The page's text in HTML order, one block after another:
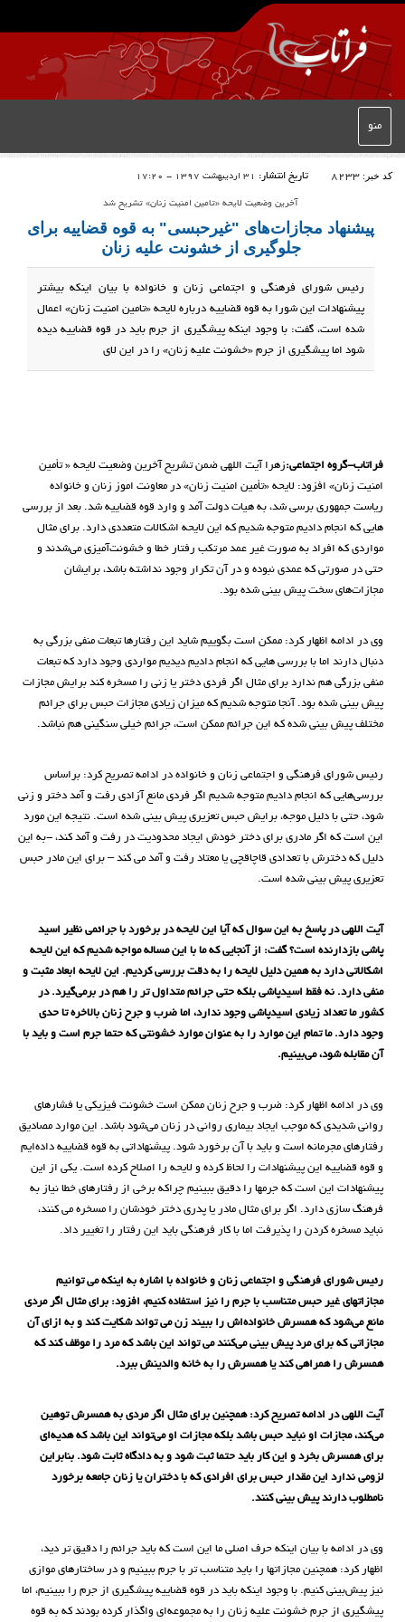
منو
کد خبر: 8233 تاریخ انتشار: 31 اردیبهشت 1397 - 17:20
آخرین وضعیت لایحه «تامین امنیت زنان» تشریح شد
پیشنهاد مجازات‌های "غیرحبسی" به قوه قضاییه برای
جلوگیری از خشونت‌ علیه زنان
رئیس شورای فرهنگی و اجتماعی زنان و خانواده با بیان اینکه بیشتر
پیشنهادات این شورا به قوه قضاییه درباره لایحه «تامین امنیت زنان» اعمال
شده است، گفت: با وجود اینکه پیشگیری از جرم باید در قوه قضاییه دیده
شود اما پیشگیری از جرم «خشونت علیه زنان» را در این لای
فراتاب-گروه اجتماعی:زهرا آیت اللهی ضمن تشریح آخرین وضعیت لایحه « تأمین
امنیت زنان» افزود: لایحه «تأمین امنیت زنان» در معاونت اموز زنان و خانواده
ریاست جمهوری برسی شد، به هیات دولت آمد و وارد قوه قضاییه شد. بعد از بررسی
هایی که انجام دادیم متوجه شدیم که این لایحه اشکالات متعددی دارد. برای مثال
مواردی که افراد به صورت غیر عمد مرتکب رفتار خطا و خشونت‌آمیزی می‌شدند و
حتی در صورتی که عمدی نبوده و در آن تکرار وجود نداشته باشد، برایشان
مجازات‌های سخت پیش بینی شده بود.
وی در ادامه اظهار کرد: ممکن است بگوییم شاید این رفتارها تبعات منفی بزرگی به
دنبال دارند اما با بررسی هایی که انجام دادیم دیدیم مواردی وجود دارد که تبعات
منفی بزرگی هم ندارد برای مثال اگر فردی دختر یا زنی را مسخره کند برایش مجازات
پیش بینی شده بود. آنجا متوجه شدیم که میزان زیادی مجازات حبس برای جرائم
مختلف پیش بینی شده که این جرائم ممکن است، جرائم خیلی سنگینی هم نباشد.
رئیس شورای فرهنگی و اجتماعی زنان و خانواده در ادامه تصریح کرد: براساس
بررسی‌هایی که انجام دادیم متوجه شدیم اگر فردی مانع آزادی رفت و آمد دختر و زنی
شود، حتی با دلیل موجه، برایش حبس تعزیری پیش بینی شده است. نتیجه این مورد
این است که اگر مادری برای دختر خودش ایجاد محدودیت در رفت و آمد کند، -به این
دلیل که دخترش با تعدادی قاچاقچی یا معتاد رفت و آمد می کند – برای این مادر حبس
تعزیری پیش بینی شده است.
آیت اللهی در پاسخ به این سوال که آیا این لایحه در برخورد با جرائمی نظیر اسید
پاشی بازدارنده است؟ گفت: از آنجایی که ما با این مساله مواجه شدیم که این لایحه
اشکالاتی دارد به همین دلیل لایحه را به دقت بررسی کردیم. این لایحه ابعاد مثبت و
منفی دارد. نه فقط اسیدپاشی بلکه حتی جرائم متداول تر را هم در برمی‌گیرد. در
کشور ما تعداد زیادی اسیدپاشی وجود ندارد، اما ضرب و جرح زنان بالاخره تا حدی
وجود دارد. ما تمام این موارد را به عنوان موارد خشونتی که حتما جرم است و باید با
آن مقابله شود، می‌بینیم.
وی در ادامه اظهار کرد: ضرب و جرح زنان ممکن است خشونت فیزیکی یا فشارهای
روانی شدیدی که موجب ایجاد بیماری روانی در زنان می‌شود باشد. این موارد مصادیق
رفتارهای مجرمانه است و باید با آن برخورد شود. پیشنهاداتی به قوه قضاییه داده‌ایم
و قوه قضاییه این پیشنهادات را لحاظ کرده و لایحه را اصلاح کرده است. یکی از این
پیشنهادات این است که جرمها را دقیق ببینیم چراکه برخی از رفتارهای خطا نیاز به
فرهنگ سازی دارد. اگر برای مثال مادر یا پدری دختر خودشان را مسخره می کنند،
نباید مسخره کردن را پذیرفت اما با کار فرهنگی باید این رفتار را تغییر داد.
رئیس شورای فرهنگی و اجتماعی زنان و خانواده با اشاره به اینکه می توانیم
مجازاتهای غیر حبس متناسب با جرم را نیز استفاده کنیم، افزود: برای مثال اگر مردی
مانع می‌شود که همسرش خانواده‌اش را ببیند زن می تواند شکایت کند و به ازای آن
مجازاتی که برای مرد پیش بینی می‌کنند می تواند این باشد که مرد را موظف کند که
همسرش را همراهی کند یا همسرش را به خانه والدینش ببرد.
آیت اللهی در ادامه تصریح کرد: همچنین برای مثال اگر مردی به همسرش توهین
می‌کند، مجازات او نباید حبس باشد بلکه مجازات او می‌تواند این باشد که هدیه‌ای
برای همسرش بخرد و این کار باید حتما ثبت شود و به دادگاه ثابت شود. بنابراین
لزومی ندارد این مقدار حبس برای افرادی که با دختران یا زنان جامعه برخورد
نامطلوب دارند پیش بینی کنند.
وی در ادامه با بیان اینکه حرف اصلی ما این است که باید جرائم را دقیق تر دید،
اظهار کرد: همچنین مجازاتها را باید متناسب تر با جرم ببینیم و در ساختارهای موازی
نیز پیش‌بینی کنیم. با وجود اینکه باید در قوه قضاییه پیشگیری از جرم را ببینیم، اما
پیشگیری از جرم خشونت علیه زنان را به مجموعه‌ای واگذار کرده بودند که به قوه